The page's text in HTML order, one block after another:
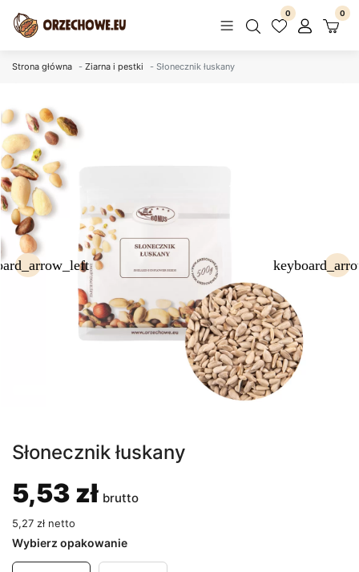
0 0
Strona główna Ziarna i pestki Słonecznik łuskany
Poprzedni
Słonecznik łuskany
5,53 zł brutto
5,27 zł netto
Wybierz opakowanie